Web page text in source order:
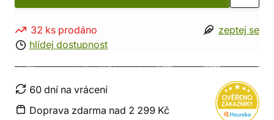
32 ks prodáno
hlídej dostupnost
zeptej se
60 dní na vrácení
Doprava zdarma nad 2 299 Kč